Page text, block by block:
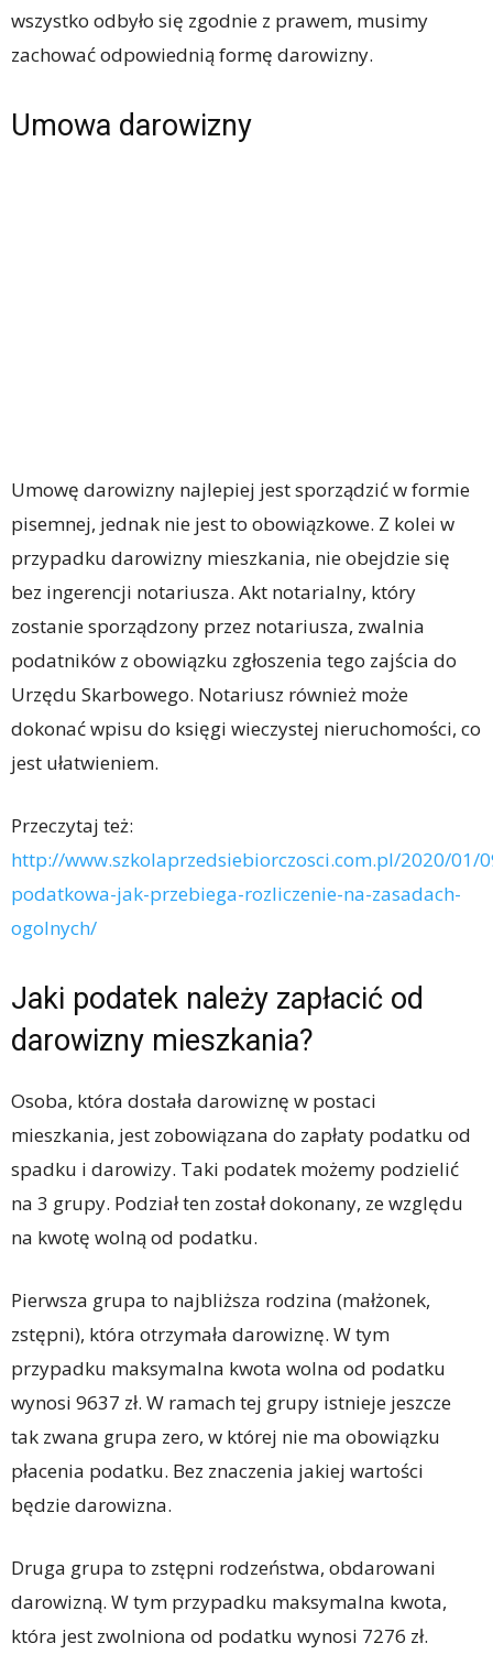
wszystko odbyło się zgodnie z prawem, musimy
zachować odpowiednią formę darowizny.
Umowa darowizny
Umowę darowizny najlepiej jest sporządzić w formie
pisemnej, jednak nie jest to obowiązkowe. Z kolei w
przypadku darowizny mieszkania, nie obejdzie się
bez ingerencji notariusza. Akt notarialny, który
zostanie sporządzony przez notariusza, zwalnia
podatników z obowiązku zgłoszenia tego zajścia do
Urzędu Skarbowego. Notariusz również może
dokonać wpisu do księgi wieczystej nieruchomości, co
jest ułatwieniem.
Przeczytaj też:
http://www.szkolaprzedsiebiorczosci.com.pl/2020/01/
podatkowa-jak-przebiega-rozliczenie-na-zasadach-
ogolnych/
Jaki podatek należy zapłacić od
darowizny mieszkania?
Osoba, która dostała darowiznę w postaci
mieszkania, jest zobowiązana do zapłaty podatku od
spadku i darowizy. Taki podatek możemy podzielić
na 3 grupy. Podział ten został dokonany, ze względu
na kwotę wolną od podatku.
Pierwsza grupa to najbliższa rodzina (małżonek,
zstępni), która otrzymała darowiznę. W tym
przypadku maksymalna kwota wolna od podatku
wynosi 9637 zł. W ramach tej grupy istnieje jeszcze
tak zwana grupa zero, w której nie ma obowiązku
płacenia podatku. Bez znaczenia jakiej wartości
będzie darowizna.
Druga grupa to zstępni rodzeństwa, obdarowani
darowizną. W tym przypadku maksymalna kwota,
która jest zwolniona od podatku wynosi 7276 zł.